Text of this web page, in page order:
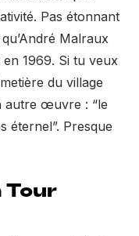
Pas étonnant
Malraux
1969. Si tu veux
du village
autre œuvre : “le
éternel”. Presque
Tour